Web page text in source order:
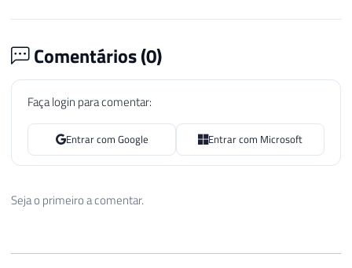
Comentários (0)
Faça login para comentar:
Entrar com Google Entrar com Microsoft
Seja o primeiro a comentar.